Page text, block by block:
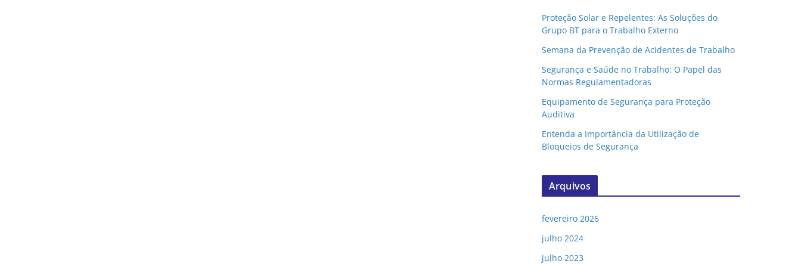
Proteção Solar e Repelentes: As Soluções do
Grupo BT para o Trabalho Externo
Semana da Prevenção de Acidentes de Trabalho
Segurança e Saúde no Trabalho: O Papel das
Normas Regulamentadoras
Equipamento de Segurança para Proteção
Auditiva
Entenda a Importância da Utilização de
Bloqueios de Segurança
Arquivos
fevereiro 2026
julho 2024
julho 2023